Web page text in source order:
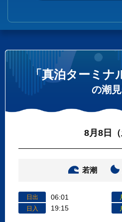
「真泊ターミナ
の潮
8月8日（
若潮
日出 06:01
日入 19:15